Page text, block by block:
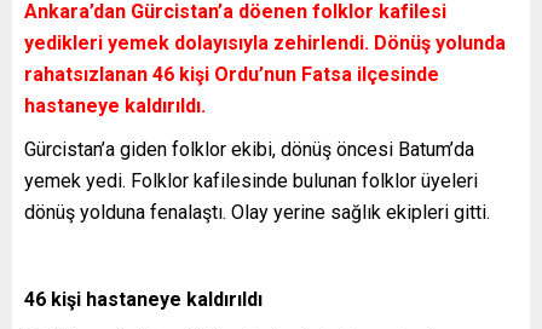
Ankara’dan Gürcistan’a döenen folklor kafilesi
yedikleri yemek dolayısıyla zehirlendi. Dönüş yolunda
rahatsızlanan 46 kişi Ordu’nun Fatsa ilçesinde
hastaneye kaldırıldı.
Gürcistan’a giden folklor ekibi, dönüş öncesi Batum’da
yemek yedi. Folklor kafilesinde bulunan folklor üyeleri
dönüş yolduna fenalaştı. Olay yerine sağlık ekipleri gitti.
46 kişi hastaneye kaldırıldı